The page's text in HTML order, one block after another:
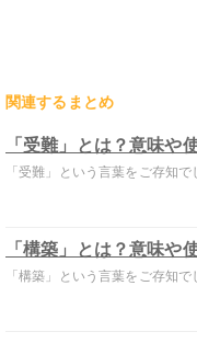
関連するまとめ
「受難」とは？意味や
「受難」という言葉をご存知
「構築」とは？意味や
「構築」という言葉をご存知